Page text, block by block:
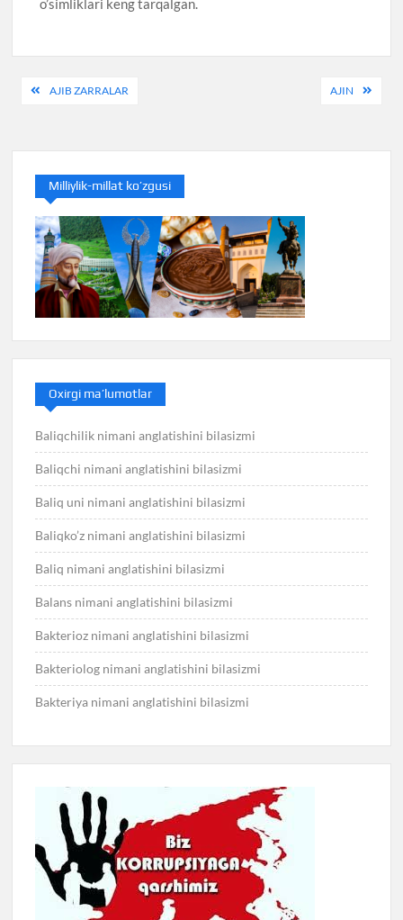
o’simliklari keng tarqalgan.
PostAJIB ZARRALAR AJIN
Milliylik-millat ko’zgusi
Oxirgi ma’lumotlar
Baliqchilik nimani anglatishini bilasizmi
Baliqchi nimani anglatishini bilasizmi
Baliq uni nimani anglatishini bilasizmi
Baliqko’z nimani anglatishini bilasizmi
Baliq nimani anglatishini bilasizmi
Balans nimani anglatishini bilasizmi
Bakterioz nimani anglatishini bilasizmi
Bakteriolog nimani anglatishini bilasizmi
Bakteriya nimani anglatishini bilasizmi